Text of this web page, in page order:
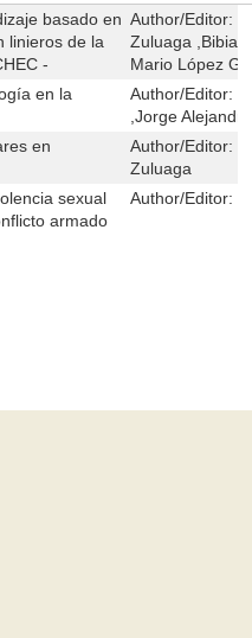
basado en
linieros de la
-
Author/Editor:
Zuluaga
Mario López
en la
Author/Editor:
,Jorge
en
Author/Editor:
Zuluaga
sexual
armado
Author/Editor: